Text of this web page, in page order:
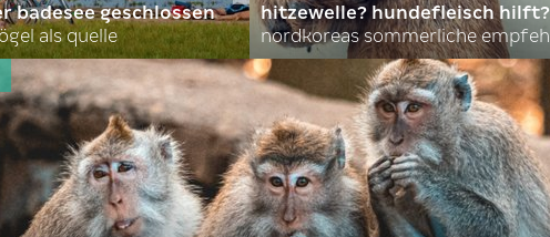
badesee geschlossen
als quelle
hitzewelle? hundefleisch hilft?